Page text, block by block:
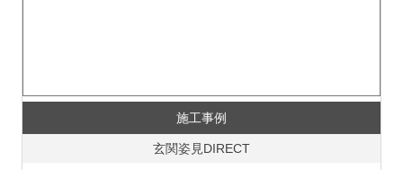
施工事例
玄関姿見DIRECT